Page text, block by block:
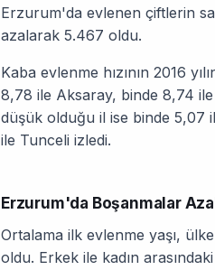
Erzurum'da evlenen çiftlerin
azalarak 5.467 oldu.
Kaba evlenme hızının 2016
8,78 ile Aksaray, binde 8,74 ile
düşük olduğu il ise binde 5,07
ile Tunceli izledi.
Erzurum'da Boşanmalar
Ortalama ilk evlenme yaşı,
oldu. Erkek ile kadın